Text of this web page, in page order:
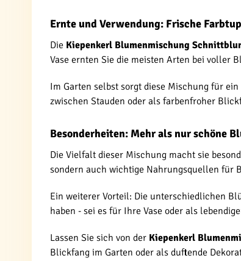
Ernte und Verwendung: Frische
Die Kiepenkerl Blumenmischung
Vase ernten Sie die meisten Arten bei voller
Im Garten selbst sorgt diese Mischung für
zwischen Stauden oder als farbenfroher
Besonderheiten: Mehr als nur schöne
Die Vielfalt dieser Mischung macht sie
sondern auch wichtige Nahrungsquellen für
Ein weiterer Vorteil: Die unterschiedlichen
haben - sei es für Ihre Vase oder als
Lassen Sie sich von der Kiepenkerl
Blickfang im Garten oder als duftende